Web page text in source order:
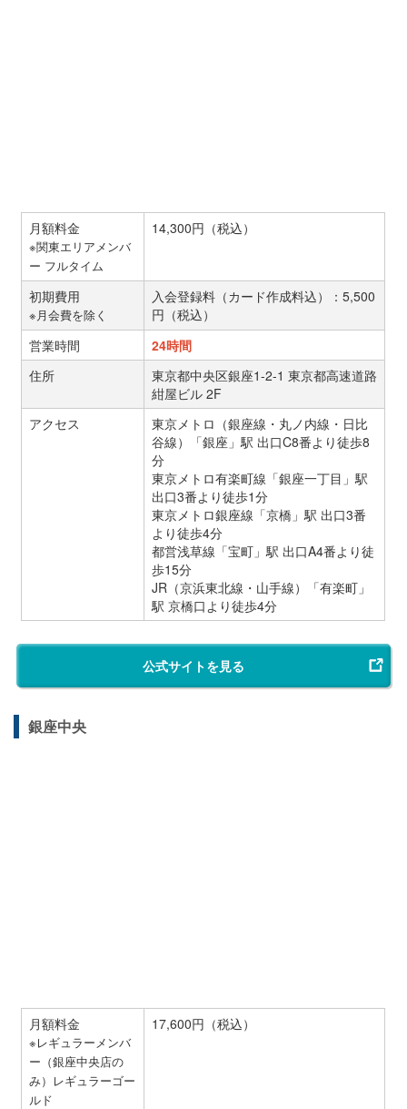
月額料金
※関東エリアメンバ
ー フルタイム
14,300円（税込）
初期費用
※月会費を除く
入会登録料（カード作成料込）：5,500
円（税込）
営業時間
24時間
住所
東京都中央区銀座1-2-1 東京都高速道路
紺屋ビル 2F
アクセス
東京メトロ（銀座線・丸ノ内線・日比
谷線）「銀座」駅 出口C8番より徒歩8
分
東京メトロ有楽町線「銀座一丁目」駅
出口3番より徒歩1分
東京メトロ銀座線「京橋」駅 出口3番
より徒歩4分
都営浅草線「宝町」駅 出口A4番より徒
歩15分
JR（京浜東北線・山手線）「有楽町」
駅 京橋口より徒歩4分
公式サイトを見る
銀座中央
月額料金
※レギュラーメンバ
ー（銀座中央店の
み）レギュラーゴー
ルド
17,600円（税込）